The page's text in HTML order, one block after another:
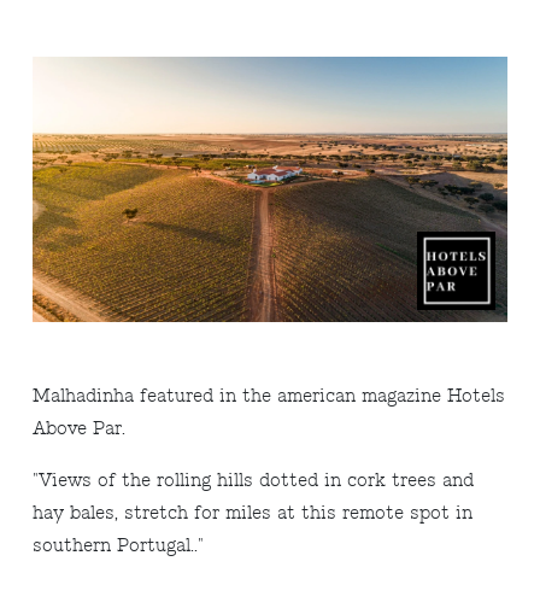
Malhadinha featured in the american magazine Hotels
Above Par.
"Views of the rolling hills dotted in cork trees and
hay bales, stretch for miles at this remote spot in
southern Portugal.."